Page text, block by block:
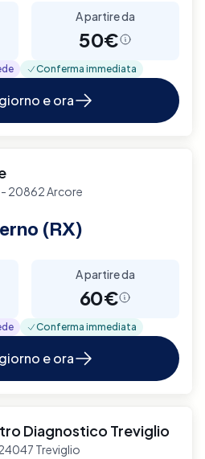
A partire da
50€
Conferma immediata
e ora
- 20862 Arcore
(RX)
A partire da
60€
Conferma immediata
e ora
Diagnostico Treviglio
Treviglio